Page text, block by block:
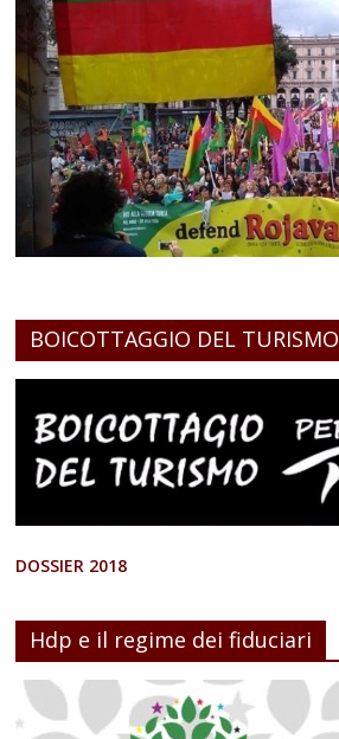
BOICOTTAGGIO DEL TURISMO
DOSSIER 2018
Hdp e il regime dei fiduciari